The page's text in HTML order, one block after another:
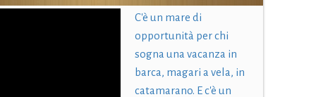
C'è un mare di
opportunità per chi
sogna una vacanza in
barca, magari a vela, in
catamarano. E c'è un